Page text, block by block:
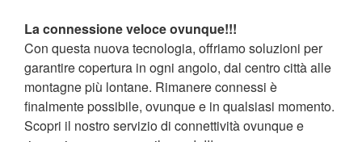
La connessione veloce ovunque!!!
Con questa nuova tecnologia, offriamo soluzioni per
garantire copertura in ogni angolo, dal centro città alle
montagne più lontane. Rimanere connessi è
finalmente possibile, ovunque e in qualsiasi momento.
Scopri il nostro servizio di connettività ovunque e